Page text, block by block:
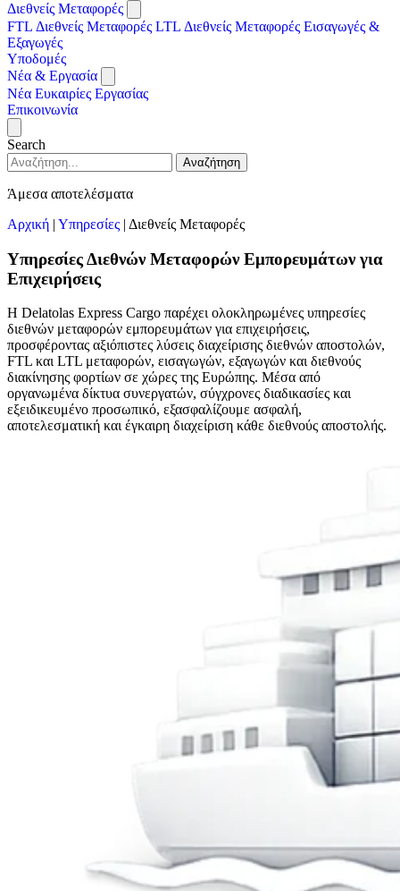
Διεθνείς Μεταφορές
FTL Διεθνείς Μεταφορές LTL Διεθνείς Μεταφορές Εισαγωγές &
Εξαγωγές
Υποδομές
Νέα & Εργασία
Νέα Ευκαιρίες Εργασίας
Επικοινωνία
Search
Αναζήτηση
Άμεσα αποτελέσματα
Αρχική | Υπηρεσίες | Διεθνείς Μεταφορές
Υπηρεσίες Διεθνών Μεταφορών Εμπορευμάτων για
Επιχειρήσεις
Η Delatolas Express Cargo παρέχει ολοκληρωμένες υπηρεσίες
διεθνών μεταφορών εμπορευμάτων για επιχειρήσεις,
προσφέροντας αξιόπιστες λύσεις διαχείρισης διεθνών αποστολών,
FTL και LTL μεταφορών, εισαγωγών, εξαγωγών και διεθνούς
διακίνησης φορτίων σε χώρες της Ευρώπης. Μέσα από
οργανωμένα δίκτυα συνεργατών, σύγχρονες διαδικασίες και
εξειδικευμένο προσωπικό, εξασφαλίζουμε ασφαλή,
αποτελεσματική και έγκαιρη διαχείριση κάθε διεθνούς αποστολής.